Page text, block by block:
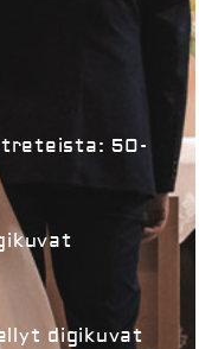
: 50-
digikuvat